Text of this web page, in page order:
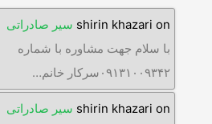
shirin khazari on
سیر صادراتی
با سلام جهت مشاوره با شماره
۰۹۱۳۱۰۰۹۳۴۲سرکار خانم…
shirin khazari on
سیر صادراتی